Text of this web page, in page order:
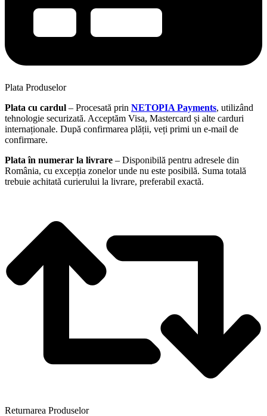
Plata Produselor
Plata cu cardul – Procesată prin NETOPIA Payments, utilizând
tehnologie securizată. Acceptăm Visa, Mastercard și alte carduri
internaționale. După confirmarea plății, veți primi un e-mail de
confirmare.
Plata în numerar la livrare – Disponibilă pentru adresele din
România, cu excepția zonelor unde nu este posibilă. Suma totală
trebuie achitată curierului la livrare, preferabil exactă.
Returnarea Produselor